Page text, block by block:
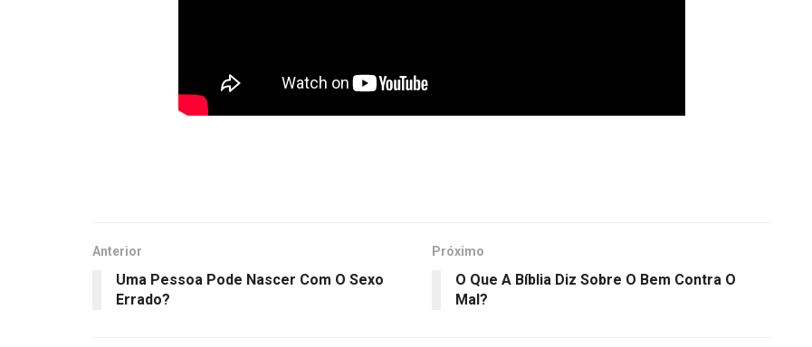
Anterior
Uma Pessoa Pode Nascer Com O Sexo
Errado?
Próximo
O Que A Bíblia Diz Sobre O Bem Contra O
Mal?